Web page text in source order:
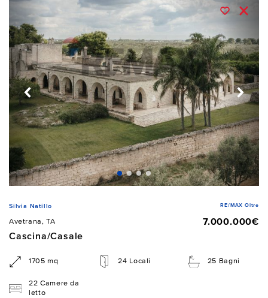
Silvia Natillo RE/MAX Oltre
Avetrana, TA
7.000.000€
Cascina/Casale
1705 mq 24 Locali 25 Bagni
22 Camere da
letto